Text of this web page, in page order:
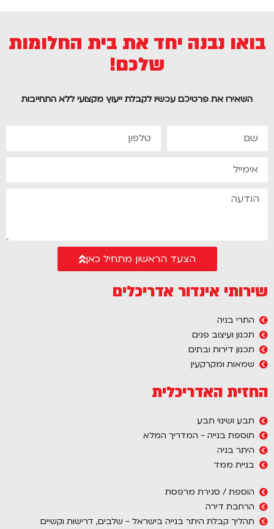
בואו נבנה יחד את בית החלומות
שלכם!
השאירו את פרטיכם עכשיו לקבלת ייעוץ מקצועי ללא התחייבות
הצעד הראשון מתחיל כאן
שירותי אינדור אדריכלים
התרי בניה
תכנון ועיצוב פנים
תכנון דירות ובתים
שמאות ומקרקעין
החזית האדריכלית
תבע ושינוי תבע
תוספת בנייה - המדריך המלא
היתר בניה
בניית ממד
הוספת / סגירת מרפסת
הרחבת דירה
תהליך קבלת היתר בנייה בישראל - שלבים, דרישות וקשיים